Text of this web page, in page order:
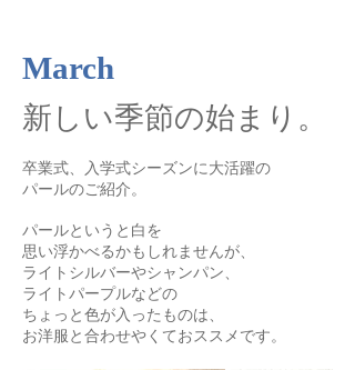
March
新しい季節の始まり。
卒業式、入学式シーズンに大活躍の
パールのご紹介。
パールというと白を
思い浮かべるかもしれませんが、
ライトシルバーやシャンパン、
ライトパープルなどの
ちょっと色が入ったものは、
​お洋服と合わせやくておススメです。